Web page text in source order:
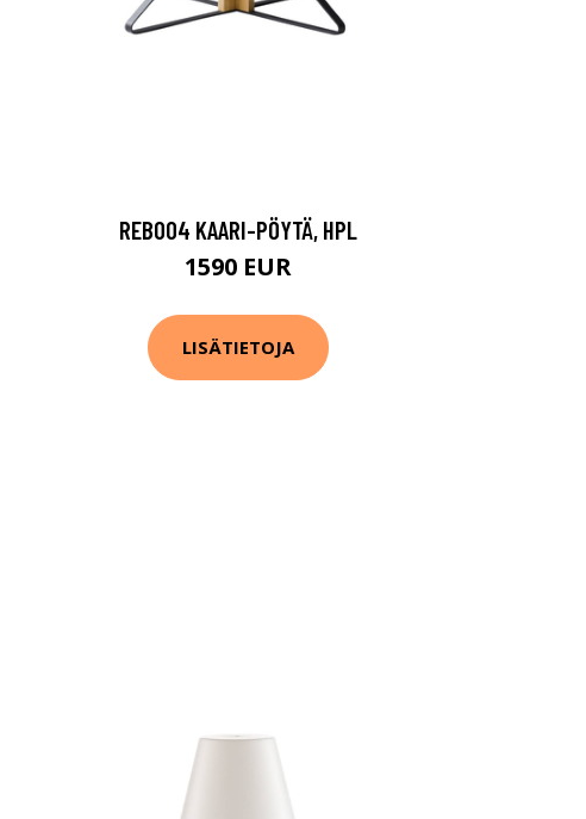
REB004 KAARI-PÖYTÄ, HPL
1590 EUR
LISÄTIETOJA